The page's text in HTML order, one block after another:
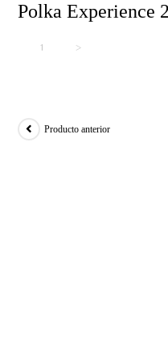
Polka Experience
>
Producto anterior